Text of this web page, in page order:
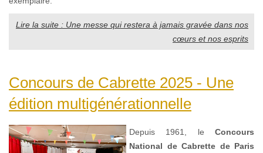
Lire la suite : Une messe qui restera à jamais gravée dans nos
cœurs et nos esprits
Concours de Cabrette 2025 - Une
édition multigénérationnelle
Depuis 1961, le Concours
National de Cabrette de Paris